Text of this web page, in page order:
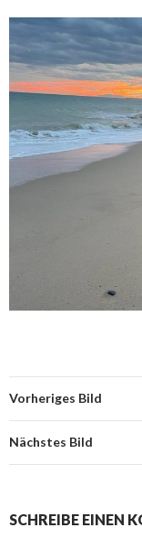
Vorheriges Bild
Nächstes Bild
SCHREIBE EINEN